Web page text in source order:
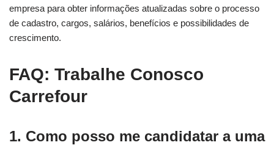
empresa para obter informações atualizadas sobre o processo
de cadastro, cargos, salários, benefícios e possibilidades de
crescimento.
FAQ: Trabalhe Conosco
Carrefour
1. Como posso me candidatar a uma